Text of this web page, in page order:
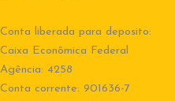
Conta liberada para deposito:
Caixa Econômica Federal
Agência: 4258
Conta corrente: 901636-7